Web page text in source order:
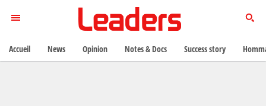
Accueil News Opinion Notes & Docs Success story